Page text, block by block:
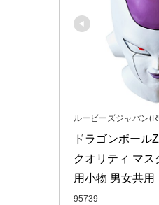
ルービーズジャパン
ドラゴンボール
クオリティ マス
用小物 男女共用
95739